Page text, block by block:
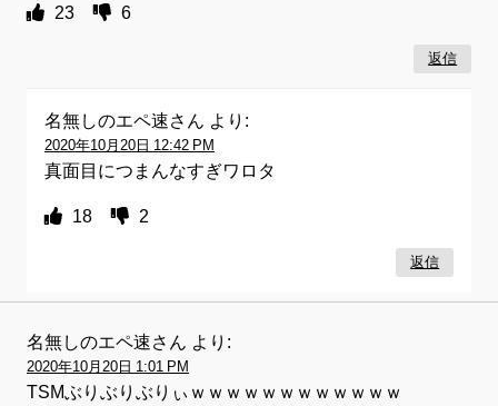
23 6
返信
名無しのエペ速さん より:
2020年10月20日 12:42 PM
真面目につまんなすぎワロタ
18 2
返信
名無しのエペ速さん より:
2020年10月20日 1:01 PM
TSMぶりぶりぶりぃｗｗｗｗｗｗｗｗｗｗｗｗ